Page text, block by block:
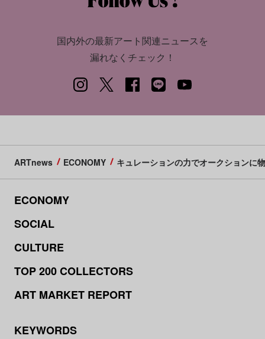
国内外の最新アート関連ニュースを
漏れなくチェック！
ARTnews ECONOMY キュレーションの力でオークション
ECONOMY
SOCIAL
CULTURE
TOP 200 COLLECTORS
ART MARKET REPORT
KEYWORDS